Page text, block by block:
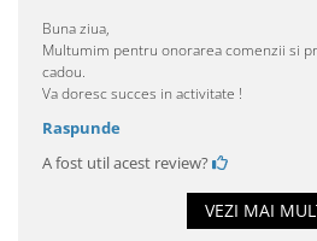
Buna ziua,
Multumim pentru onorarea comenzii si
cadou.
Va doresc succes in activitate !
Raspunde
A fost util acest review?
VEZI MAI